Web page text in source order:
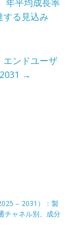
する見込み
エンドユーザ
→
– 2031）：製
チャネル別、成分